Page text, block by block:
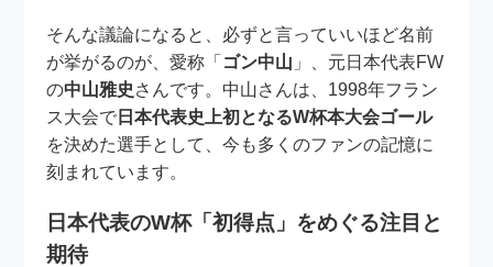
そんな議論になると、必ずと言っていいほど名前
が挙がるのが、愛称「 ゴン中山 」、元日本代表FW
の中山雅史 さんです。中山さんは、1998年フラン
ス大会で 日本代表史上初となるW杯本大会ゴール
を決めた選手として、今も多くのファンの記憶に
刻まれています。
日本代表のW杯「初得点」をめぐる注目と
期待